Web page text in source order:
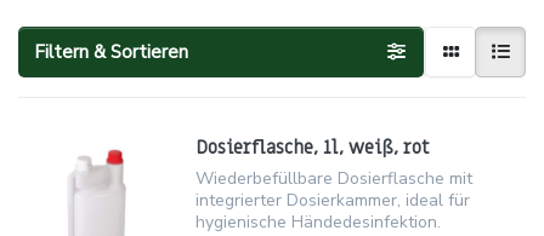
Filtern & Sortieren
Dosierflasche, 1l, weiß, rot
Wiederbefüllbare Dosierflasche mit
integrierter Dosierkammer, ideal für
hygienische Händedesinfektion.